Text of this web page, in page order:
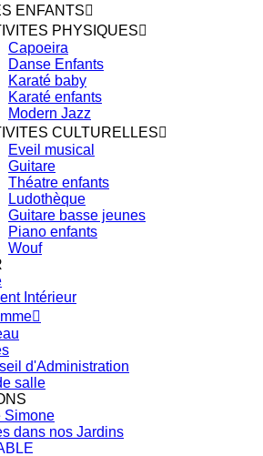
ENFANTS
PHYSIQUES
Capoeira
Danse Enfants
Karaté baby
Karaté enfants
Modern Jazz
CULTURELLES
Eveil musical
Guitare
Théatre enfants
Ludothèque
Guitare basse jeunes
Piano enfants
Wouf
Intérieur
d'Administration
salle
Simone
dans nos Jardins